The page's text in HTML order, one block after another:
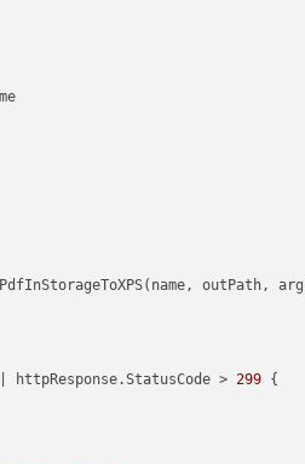
httpResponse.StatusCode > 299 {